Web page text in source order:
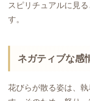
スピリチュアルに見る
す。
ネガティブな感
花びらが散る姿は、